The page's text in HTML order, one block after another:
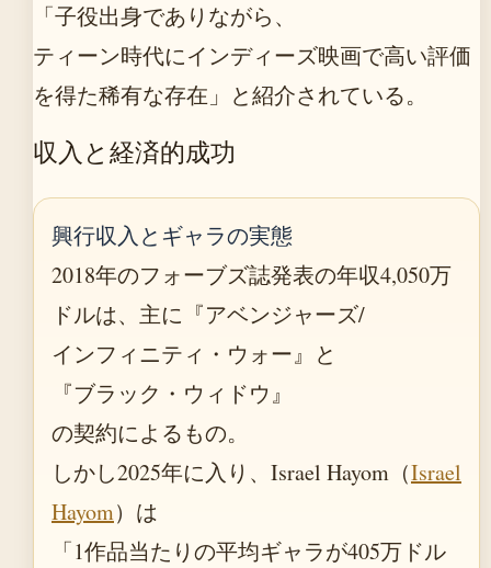
「子役出身でありながら、
ティーン時代にインディーズ映画で高い評価
を得た稀有な存在」と紹介されている。
収入と経済的成功
興行収入とギャラの実態
2018年のフォーブズ誌発表の年収4,050万
ドルは、主に『アベンジャーズ/
インフィニティ・ウォー』と
『ブラック・ウィドウ』
の契約によるもの。
しかし2025年に入り、Israel Hayom（Israel
Hayom）は
「1作品当たりの平均ギャラが405万ドル